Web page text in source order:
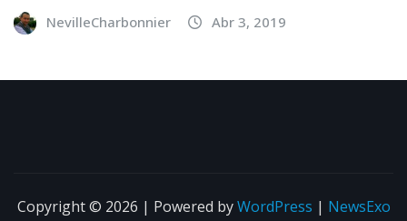
NevilleCharbonnier Abr 3, 2019
Copyright © 2026 | Powered byWordPress | NewsExo